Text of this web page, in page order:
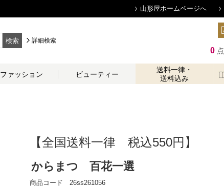
山形屋ホームページへ
検索 詳細検索
0 点
ファッション ビューティー
送料一律・
送料込み
【全国送料一律 税込550円】
からまつ 百花一選
商品コード 26ss261056